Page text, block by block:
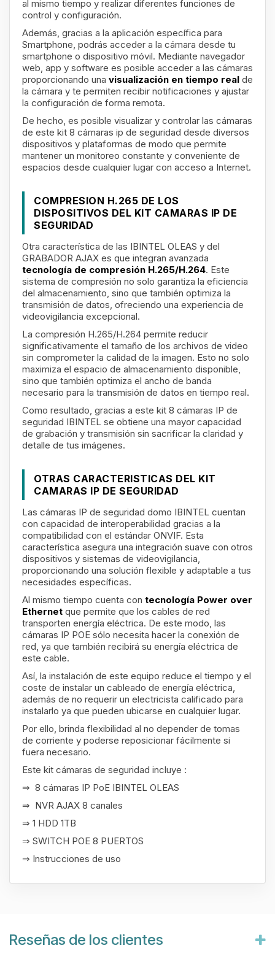
al mismo tiempo y realizar diferentes funciones de
control y configuración.
Además, gracias a la aplicación específica para
Smartphone, podrás acceder a la cámara desde tu
smartphone o dispositivo móvil. Mediante navegador
web, app y software es posible acceder a las cámaras
proporcionando una visualización en tiempo real de
la cámara y te permiten recibir notificaciones y ajustar
la configuración de forma remota.
De hecho, es posible visualizar y controlar las cámaras
de este kit 8 cámaras ip de seguridad desde diversos
dispositivos y plataformas de modo que permite
mantener un monitoreo constante y conveniente de
espacios desde cualquier lugar con acceso a Internet.
COMPRESION H.265 DE LOS
DISPOSITIVOS DEL KIT CAMARAS IP DE
SEGURIDAD
Otra característica de las IBINTEL OLEAS y del
GRABADOR AJAX es que integran avanzada
tecnología de compresión H.265/H.264. Este
sistema de compresión no solo garantiza la eficiencia
del almacenamiento, sino que también optimiza la
transmisión de datos, ofreciendo una experiencia de
videovigilancia excepcional.
La compresión H.265/H.264 permite reducir
significativamente el tamaño de los archivos de video
sin comprometer la calidad de la imagen. Esto no solo
maximiza el espacio de almacenamiento disponible,
sino que también optimiza el ancho de banda
necesario para la transmisión de datos en tiempo real.
Como resultado, gracias a este kit 8 cámaras IP de
seguridad IBINTEL se obtiene una mayor capacidad
de grabación y transmisión sin sacrificar la claridad y
detalle de tus imágenes.
OTRAS CARACTERISTICAS DEL KIT
CAMARAS IP DE SEGURIDAD
Las cámaras IP de seguridad domo IBINTEL cuentan
con capacidad de interoperabilidad gracias a la
compatibilidad con el estándar ONVIF. Esta
característica asegura una integración suave con otros
dispositivos y sistemas de videovigilancia,
proporcionando una solución flexible y adaptable a tus
necesidades específicas.
Al mismo tiempo cuenta con tecnología Power over
Ethernet que permite que los cables de red
transporten energía eléctrica. De este modo, las
cámaras IP POE sólo necesita hacer la conexión de
red, ya que también recibirá su energía eléctrica de
este cable.
Así, la instalación de este equipo reduce el tiempo y el
coste de instalar un cableado de energía eléctrica,
además de no requerir un electricista calificado para
instalarlo ya que pueden ubicarse en cualquier lugar.
Por ello, brinda flexibilidad al no depender de tomas
de corriente y poderse reposicionar fácilmente si
fuera necesario.
Este kit cámaras de seguridad incluye :
⇒ 8 cámaras IP PoE IBINTEL OLEAS
⇒ NVR AJAX 8 canales
⇒ 1 HDD 1TB
⇒ SWITCH POE 8 PUERTOS
⇒ Instrucciones de uso
Reseñas de los clientes